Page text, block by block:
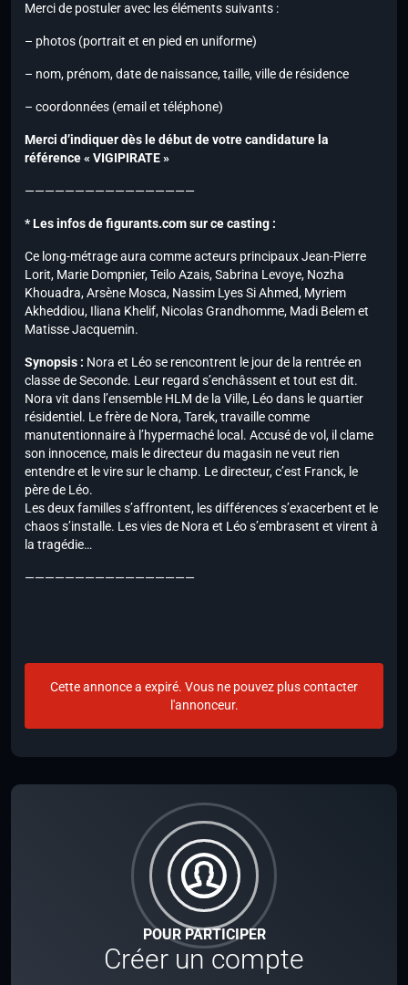
POUR PARTICIPER
Créer un compte
Merci de postuler avec les éléments suivants :
– photos (portrait et en pied en uniforme)
– nom, prénom, date de naissance, taille, ville de résidence
– coordonnées (email et téléphone)
Merci d’indiquer dès le début de votre candidature la
référence « VIGIPIRATE »
—————————————————
* Les infos de figurants.com sur ce casting :
Ce long-métrage aura comme acteurs principaux Jean-Pierre
Lorit, Marie Dompnier, Teilo Azais, Sabrina Levoye, Nozha
Khouadra, Arsène Mosca, Nassim Lyes Si Ahmed, Myriem
Akheddiou, Iliana Khelif, Nicolas Grandhomme, Madi Belem et
Matisse Jacquemin.
Synopsis : Nora et Léo se rencontrent le jour de la rentrée en
classe de Seconde. Leur regard s’enchâssent et tout est dit.
Nora vit dans l’ensemble HLM de la Ville, Léo dans le quartier
résidentiel. Le frère de Nora, Tarek, travaille comme
manutentionnaire à l’hypermaché local. Accusé de vol, il clame
son innocence, mais le directeur du magasin ne veut rien
entendre et le vire sur le champ. Le directeur, c’est Franck, le
père de Léo.
Les deux familles s’affrontent, les différences s’exacerbent et le
chaos s’installe. Les vies de Nora et Léo s’embrasent et virent à
la tragédie…
—————————————————
Cette annonce a expiré. Vous ne pouvez plus contacter
l'annonceur.